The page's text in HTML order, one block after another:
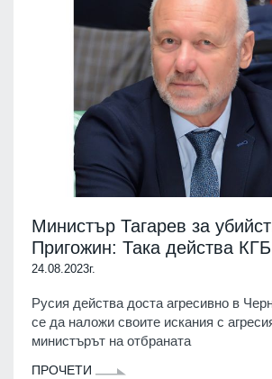
Министър Тагарев за
Пригожин: Така действа КГБ
24.08.2023г.
Русия действа доста агресивно в
се да наложи своите искания с
министърът на отбраната
ПРОЧЕТИ